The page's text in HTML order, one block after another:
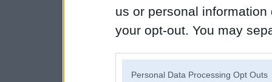
us or personal
your opt-out. You may
Personal Data Processing Opt Outs